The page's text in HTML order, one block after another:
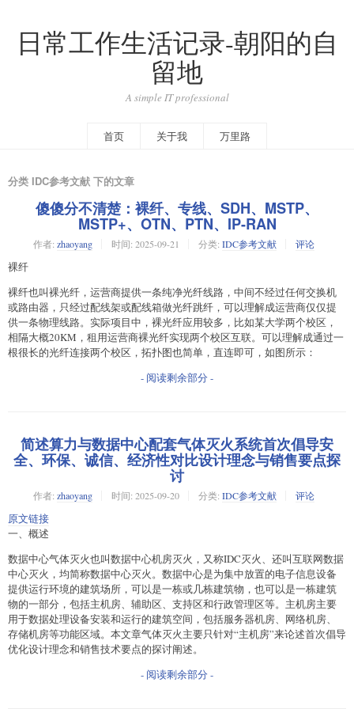
日常工作生活记录-朝阳的自
留地
A simple IT professional
首页 关于我 万里路
分类 IDC参考文献 下的文章
傻傻分不清楚：裸纤、专线、SDH、MSTP、
MSTP+、OTN、PTN、IP-RAN
作者: zhaoyang 时间: 2025-09-21 分类: IDC参考文献 评论
裸纤
裸纤也叫裸光纤，运营商提供一条纯净光纤线路，中间不经过任何交换机
或路由器，只经过配线架或配线箱做光纤跳纤，可以理解成运营商仅仅提
供一条物理线路。实际项目中，裸光纤应用较多，比如某大学两个校区，
相隔大概20KM，租用运营商裸光纤实现两个校区互联。可以理解成通过一
根很长的光纤连接两个校区，拓扑图也简单，直连即可，如图所示：
- 阅读剩余部分 -
简述算力与数据中心配套气体灭火系统首次倡导安
全、环保、诚信、经济性对比设计理念与销售要点探
讨
作者: zhaoyang 时间: 2025-09-20 分类: IDC参考文献 评论
原文链接
一、概述
数据中心气体灭火也叫数据中心机房灭火，又称IDC灭火、还叫互联网数据
中心灭火，均简称数据中心灭火。数据中心是为集中放置的电子信息设备
提供运行环境的建筑场所，可以是一栋或几栋建筑物，也可以是一栋建筑
物的一部分，包括主机房、辅助区、支持区和行政管理区等。主机房主要
用于数据处理设备安装和运行的建筑空间，包括服务器机房、网络机房、
存储机房等功能区域。本文章气体灭火主要只针对“主机房”来论述首次倡导
优化设计理念和销售技术要点的探讨阐述。
- 阅读剩余部分 -